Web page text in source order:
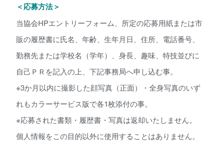
＜応募方法＞
当協会HPエントリーフォーム、所定の応募用紙または市
販の履歴書に氏名、年齢、生年月日、住所、電話番号、
勤務先または学校名（学年）、身長、趣味、特技並びに
自己ＰＲを記入の上、下記事務局へ申し込む事。
※3か月以内に撮影した顔写真（正面）・全身写真のいず
れもカラーサービス版で各1枚添付の事。
※応募された書類・履歴書・写真は返却いたしません。
個人情報をこの目的以外に使用することはありません。